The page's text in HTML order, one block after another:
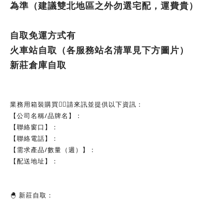
為準（建議雙北地區之外勿選宅配，運費貴）
自取免運方式有
火車站自取（各服務站名清單見下方圖片）
新莊倉庫自取
業務用箱裝購買👉🏻請來訊並提供以下資訊：
【公司名稱/品牌名】：
【聯絡窗口】：
【聯絡電話】：
【需求產品/數量（週）】：
【配送地址】：
🐣 新莊自取：